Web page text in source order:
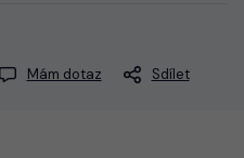
Mám dotaz Sdílet